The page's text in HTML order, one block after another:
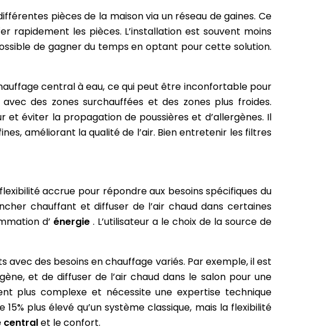
pièces de la maison via un réseau de gaines. Ce
les pièces. L’installation est souvent moins
de gagner du temps en optant pour cette solution.
central à eau, ce qui peut être inconfortable pour
des zones surchauffées et des zones plus froides.
et éviter la propagation de poussières et d’allergènes. Il
améliorant la qualité de l’air. Bien entretenir les filtres
accrue pour répondre aux besoins spécifiques du
chauffant et diffuser de l’air chaud dans certaines
d’ énergie . L’utilisateur a le choix de la source de
des besoins en chauffage variés. Par exemple, il est
et de diffuser de l’air chaud dans le salon pour une
plus complexe et nécessite une expertise technique
15% plus élevé qu’un système classique, mais la flexibilité
centralet le confort.